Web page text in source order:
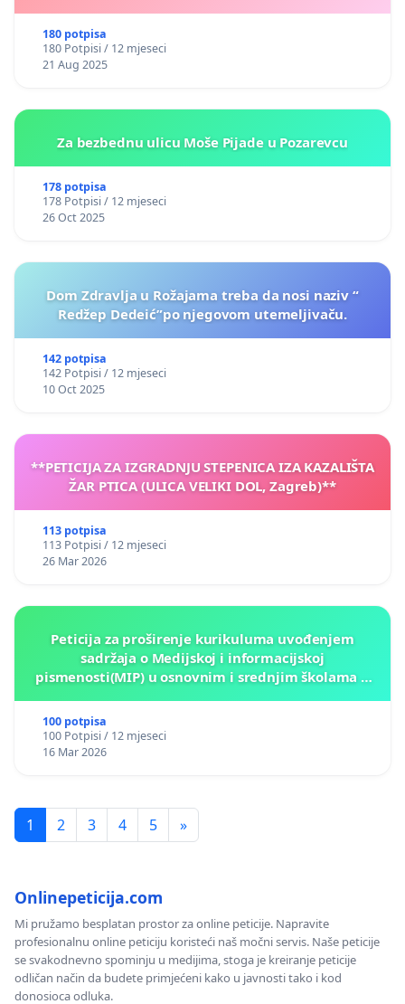
180 potpisa
180 Potpisi / 12 mjeseci
21 Aug 2025
Za bezbednu ulicu Moše Pijade u Pozarevcu
178 potpisa
178 Potpisi / 12 mjeseci
26 Oct 2025
Dom Zdravlja u Rožajama treba da nosi naziv “
Redžep Dedeić”po njegovom utemeljivaču.
142 potpisa
142 Potpisi / 12 mjeseci
10 Oct 2025
**PETICIJA ZA IZGRADNJU STEPENICA IZA KAZALIŠTA
ŽAR PTICA (ULICA VELIKI DOL, Zagreb)**
113 potpisa
113 Potpisi / 12 mjeseci
26 Mar 2026
Peticija za proširenje kurikuluma uvođenjem
sadržaja o Medijskoj i informacijskoj
pismenosti(MIP) u osnovnim i srednjim školama u
100 potpisa
100 Potpisi / 12 mjeseci
16 Mar 2026
1 2 3 4 5 »
Onlinepeticija.com
Mi pružamo besplatan prostor za online peticije. Napravite
profesionalnu online peticiju koristeći naš močni servis. Naše peticije
se svakodnevno spominju u medijima, stoga je kreiranje peticije
odličan način da budete primjećeni kako u javnosti tako i kod
donosioca odluka.